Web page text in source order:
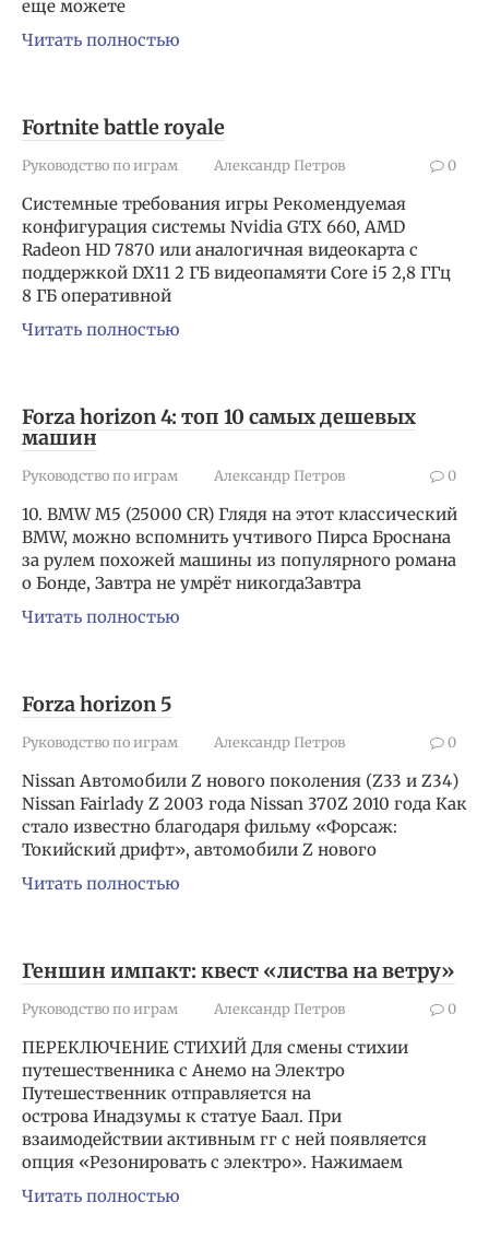
еще можете
Читать полностью
Fortnite battle royale
Руководство по играм Александр Петров 0
Системные требования игры Рекомендуемая
конфигурация системы Nvidia GTX 660, AMD
Radeon HD 7870 или аналогичная видеокарта с
поддержкой DX11 2 ГБ видеопамяти Core i5 2,8 ГГц
8 ГБ оперативной
Читать полностью
Forza horizon 4: топ 10 самых дешевых
машин
Руководство по играм Александр Петров 0
10. BMW M5 (25000 CR) Глядя на этот классический
BMW, можно вспомнить учтивого Пирса Броснана
за рулем похожей машины из популярного романа
о Бонде, Завтра не умрёт никогдаЗавтра
Читать полностью
Forza horizon 5
Руководство по играм Александр Петров 0
Nissan Автомобили Z нового поколения (Z33 и Z34)
Nissan Fairlady Z 2003 года Nissan 370Z 2010 года Как
стало известно благодаря фильму «Форсаж:
Токийский дрифт», автомобили Z нового
Читать полностью
Геншин импакт: квест «листва на ветру»
Руководство по играм Александр Петров 0
ПЕРЕКЛЮЧЕНИЕ СТИХИЙ Для смены стихии
путешественника с Анемо на Электро
Путешественник отправляется на
острова Инадзумы к статуе Баал. При
взаимодействии активным гг с ней появляется
опция «Резонировать с электро». Нажимаем
Читать полностью